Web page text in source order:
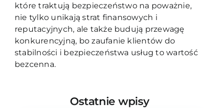
które traktują bezpieczeństwo na poważnie,
nie tylko unikają strat finansowych i
reputacyjnych, ale także budują przewagę
konkurencyjną, bo zaufanie klientów do
stabilności i bezpieczeństwa usług to wartość
bezcenna.
Ostatnie wpisy